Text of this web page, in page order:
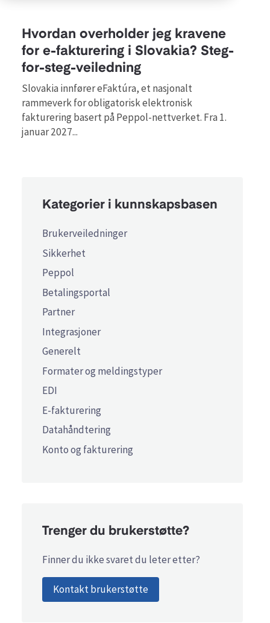
Hvordan overholder jeg kravene
for e-fakturering i Slovakia? Steg-
for-steg-veiledning
Slovakia innfører eFaktúra, et nasjonalt
rammeverk for obligatorisk elektronisk
fakturering basert på Peppol-nettverket. Fra 1.
januar 2027...
Kategorier i kunnskapsbasen
Brukerveiledninger
Sikkerhet
Peppol
Betalingsportal
Partner
Integrasjoner
Generelt
Formater og meldingstyper
EDI
E-fakturering
Datahåndtering
Konto og fakturering
Trenger du brukerstøtte?
Finner du ikke svaret du leter etter?
Kontakt brukerstøtte